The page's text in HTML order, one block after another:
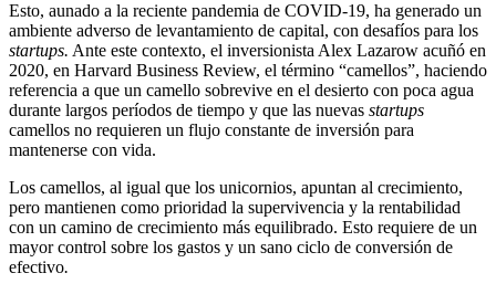
Esto, aunado a la reciente pandemia de COVID-19, ha generado un
ambiente adverso de levantamiento de capital, con desafíos para los
startups. Ante este contexto, el inversionista Alex Lazarow acuñó en
2020, en Harvard Business Review, el término “camellos”, haciendo
referencia a que un camello sobrevive en el desierto con poca agua
durante largos períodos de tiempo y que las nuevas startups
camellos no requieren un flujo constante de inversión para
mantenerse con vida.
Los camellos, al igual que los unicornios, apuntan al crecimiento,
pero mantienen como prioridad la supervivencia y la rentabilidad
con un camino de crecimiento más equilibrado. Esto requiere de un
mayor control sobre los gastos y un sano ciclo de conversión de
efectivo.